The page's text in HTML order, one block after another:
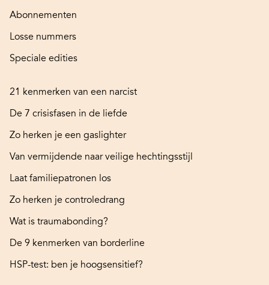
Abonnementen
Losse nummers
Speciale edities
21 kenmerken van een narcist
De 7 crisisfasen in de liefde
Zo herken je een gaslighter
Van vermijdende naar veilige hechtingsstijl
Laat familiepatronen los
Zo herken je controledrang
Wat is traumabonding?
De 9 kenmerken van borderline
HSP-test: ben je hoogsensitief?